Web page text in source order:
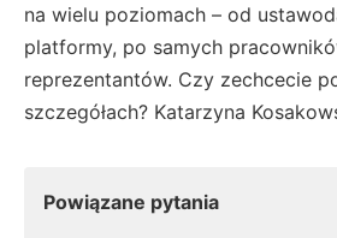
na wielu poziomach – od
platformy, po samych
reprezentantów. Czy zechcecie
szczegółach? Katarzyna
Powiązane pytania